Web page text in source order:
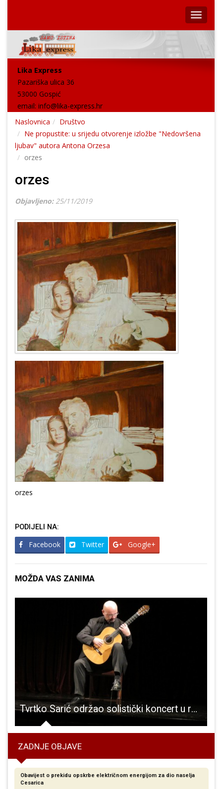
Lika Express
Pazariška ulica 36
53000 Gospić
email: info@lika-express.hr
Naslovnica
Društvo
Ne propustite: u srijedu otvorenje izložbe "Nedovršena
ljubav" autora Antona Orzesa
orzes
orzes
Objavljeno: 25/11/2019
orzes
PODIJELI NA:
Facebook Twitter Google+
MOŽDA VAS ZANIMA
Tvrtko Sarić održao solistički koncert u rodnom Gospiću
ZADNJE OBJAVE
Obavijest o prekidu opskrbe električnom energijom za dio naselja
Cesarica